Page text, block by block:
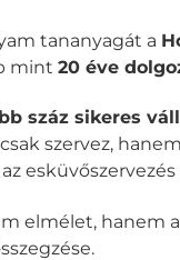
tananyagát a
mint 20 éve
száz sikeres
szervez,
esküvőszervezés
elmélet, hanem